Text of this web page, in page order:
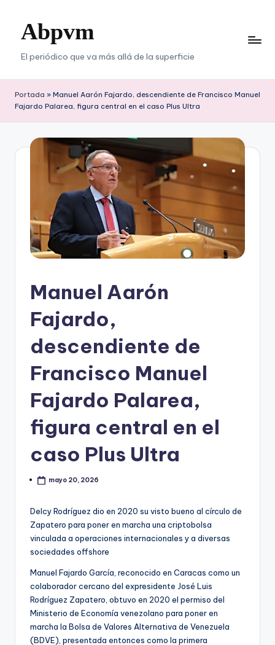
contenido
Abpvm
El periódico que va más allá de la superficie
Portada » Manuel Aarón Fajardo, descendiente de Francisco Manuel
Fajardo Palarea, figura central en el caso Plus Ultra
Manuel Aarón
Fajardo,
descendiente de
Francisco Manuel
Fajardo Palarea,
figura central en el
caso Plus Ultra
mayo 20, 2026
Delcy Rodríguez dio en 2020 su visto bueno al círculo de
Zapatero para poner en marcha una criptobolsa
vinculada a operaciones internacionales y a diversas
sociedades offshore
Manuel Fajardo García, reconocido en Caracas como un
colaborador cercano del expresidente José Luis
Rodríguez Zapatero, obtuvo en 2020 el permiso del
Ministerio de Economía venezolano para poner en
marcha la Bolsa de Valores Alternativa de Venezuela
(BDVE), presentada entonces como la primera